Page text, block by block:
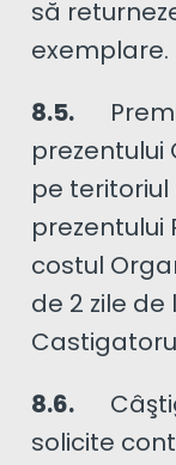
să
exemplare.
8.5.
prezentului
pe
prezentului
costul
de 2 zile
8.6.
solicite